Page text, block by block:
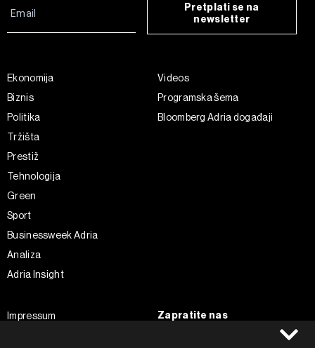
Pretplati se na
newsletter
Ekonomija
Biznis
Politika
Tržišta
Prestiž
Tehnologija
Green
Sport
Businessweek Adria
Analiza
Adria Insight
Videos
Programska šema
Bloomberg Adria događaji
Impressum
Zapratite nas